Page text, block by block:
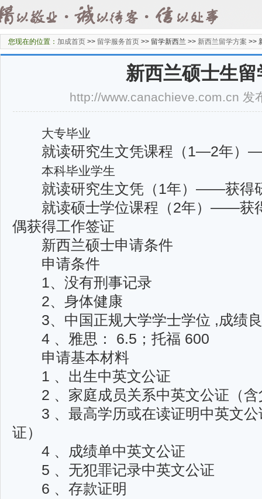
您现在的位置： 加成首页 >> 留学服务首页 >> 留学新西兰 >> 新西兰留学方案 >>
新西兰硕士生
http://www.canachieve.com.cn 发
大专毕业
就读研究生文凭课程（1—2年）
本科毕业学生
就读研究生文凭（1年）——获得
就读硕士学位课程（2年）——获得
偶获得工作签证
新西兰硕士申请条件
申请条件
1、没有刑事记录
2、身体健康
3、中国正规大学学士学位 ,成绩
4 、雅思： 6.5；托福 600
申请基本材料
1 、出生中英文公证
2 、家庭成员关系中英文公证（含
3 、最高学历或在读证明中英文公
证）
4 、成绩单中英文公证
5 、无犯罪记录中英文公证
6 、存款证明